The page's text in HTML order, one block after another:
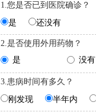
1.您是否已到医院确诊？
是
还没有
2.是否使用外用药物？
是
没有
3.患病时间有多久？
刚发现
半年内